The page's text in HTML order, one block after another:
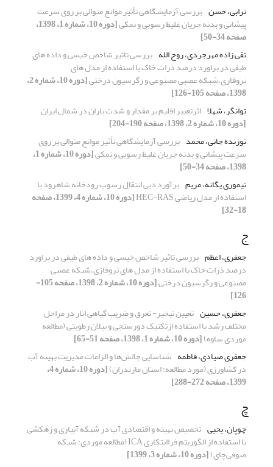
ترابی، حسن بررسی آزمایشگاهی تأثیر موانع متوالی بر روی سرعت
پیشانی و بدنه جریان غلیظ رسوبی و نمکی [دوره 10، شماره 1، 1398،
صفحه 34-50]
تقی زاده مهرجردی، روح الله بررسی تاثیر شاخص خیسی و داده های
طیفی در براورد درصد ذرات خاک با استفاده از مدل های
نروفازی،شبکه عصبی مصنوعی و رگرسیون درختی [دوره 10، شماره 2،
1398، صفحه 105-126]
توانگر، شهلا اثرتغییر اقلیم بر مقدار و شدت باران در شمال ایران
[دوره 10، شماره 2، 1398، صفحه 190-204]
توزنده جانی، محمد بررسی آزمایشگاهی تأثیر موانع متوالی بر روی
سرعت پیشانی و بدنه جریان غلیظ رسوبی و نمکی [دوره 10، شماره 1،
1398، صفحه 34-50]
تیموری یگانه، مریم برآورد دبی انتقال رسوب رودخانه شاهرود با
استفاده از مدل ریاضی HEC-RAS [دوره 10، شماره 4، 1399، صفحه
18-32]
ج
جعفری، اعظم بررسی تاثیر شاخص خیسی و داده های طیفی در براورد
درصد ذرات خاک با استفاده از مدل های نروفازی،شبکه عصبی
مصنوعی و رگرسیون درختی [دوره 10، شماره 2، 1398، صفحه 105-
126]
جعفری، حسین تعیین تبخیر- تعرق و ضریب گیاهی انار در مراحل
مختلف رشد با استفاده ازتکنیک دورسنجی و بیلان رطوبتی (مطالعه
موردی ساوه)[دوره 10، شماره 1، 1398، صفحه 51-65]
جعفری صیادی، فاطمه شناسایی چالش‌ها و الزامات مدیریت بهینه آب
در کشاورزی (مورد مطالعه: استان مازندران) [دوره 10، شماره 4،
1399، صفحه 272-288]
چ
چوپان، یحیی تخصیص بهینه و اقتصادی آب در شبکه آبیاری و زهکشی
با استفاده از الگوریتم فراابتکاری ICA (مطالعه موردی: شبکه
صوفی‌چای)[دوره 10، شماره 3، 1399]